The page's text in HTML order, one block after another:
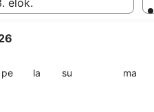
elok.
peperjantai
la lauantai
susunnuntai ma